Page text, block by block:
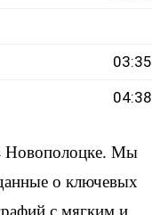
03:35
04:38
Новополоцке. Мы
о ключевых
с мягким и